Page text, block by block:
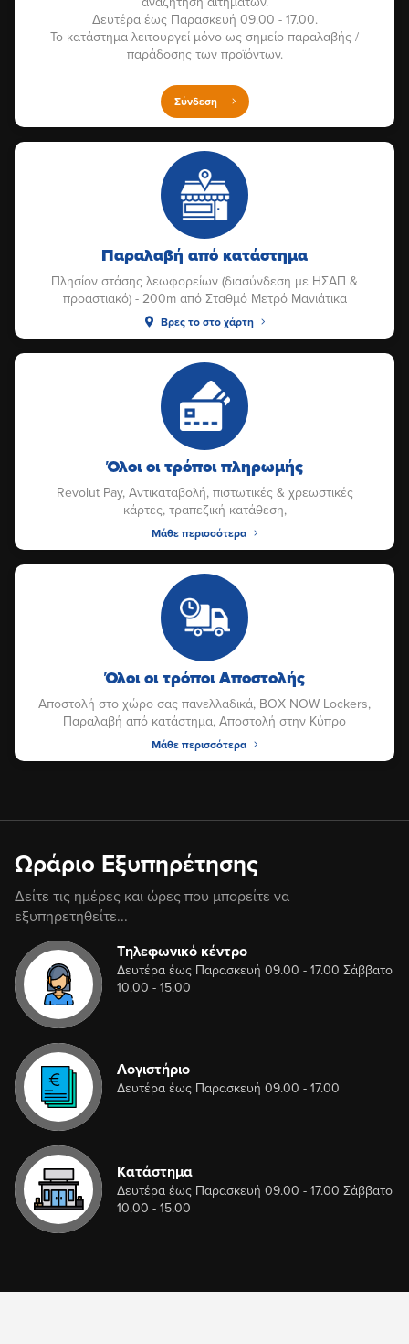
Δευτέρα έως Παρασκευή 09.00 - 17.00.
Το κατάστημα λειτουργεί μόνο ως σημείο παραλαβής /
παράδοσης των προϊόντων.
Σύνδεση
Παραλαβή από κατάστημα
Πλησίον στάσης λεωφορείων (διασύνδεση με ΗΣΑΠ &
προαστιακό) - 200m από Σταθμό Μετρό Μανιάτικα
Βρες το στο χάρτη
Όλοι οι τρόποι πληρωμής
Revolut Pay, Αντικαταβολή, πιστωτικές & χρεωστικές
κάρτες, τραπεζική κατάθεση,
Μάθε περισσότερα
Όλοι οι τρόποι Αποστολής
Αποστολή στο χώρο σας πανελλαδικά, BOX NOW Lockers,
Παραλαβή από κατάστημα, Αποστολή στην Κύπρο
Μάθε περισσότερα
Ωράριο Εξυπηρέτησης
Δείτε τις ημέρες και ώρες που μπορείτε να
εξυπηρετηθείτε...
Τηλεφωνικό κέντρο
Δευτέρα έως Παρασκευή 09.00 - 17.00 Σάββατο
10.00 - 15.00
Λογιστήριο
Δευτέρα έως Παρασκευή 09.00 - 17.00
Κατάστημα
Δευτέρα έως Παρασκευή 09.00 - 17.00 Σάββατο
10.00 - 15.00